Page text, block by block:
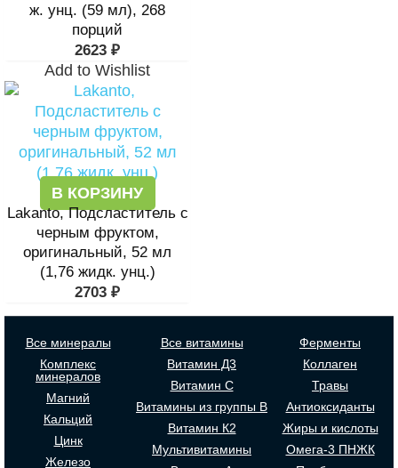
ж. унц. (59 мл), 268
порций
2623 ₽
Add to Wishlist
В КОРЗИНУ
Lakanto, Подсластитель с
черным фруктом,
оригинальный, 52 мл
(1,76 жидк. унц.)
2703 ₽
Все минералы
Комплекс
минералов
Магний
Кальций
Цинк
Железо
Все витамины
Витамин Д3
Витамин С
Витамины из группы В
Витамин К2
Мультивитамины
Ферменты
Коллаген
Травы
Антиоксиданты
Жиры и кислоты
Омега-3 ПНЖК